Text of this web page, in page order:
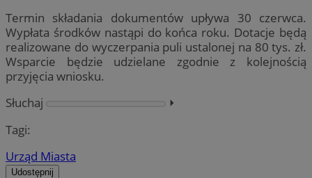
Termin składania dokumentów upływa 30 czerwca.
Wypłata środków nastąpi do końca roku. Dotacje będą
realizowane do wyczerpania puli ustalonej na 80 tys. zł.
Wsparcie będzie udzielane zgodnie z kolejnością
przyjęcia wniosku.
Słuchaj
⏵︎
Tagi:
Urząd Miasta
Udostępnij